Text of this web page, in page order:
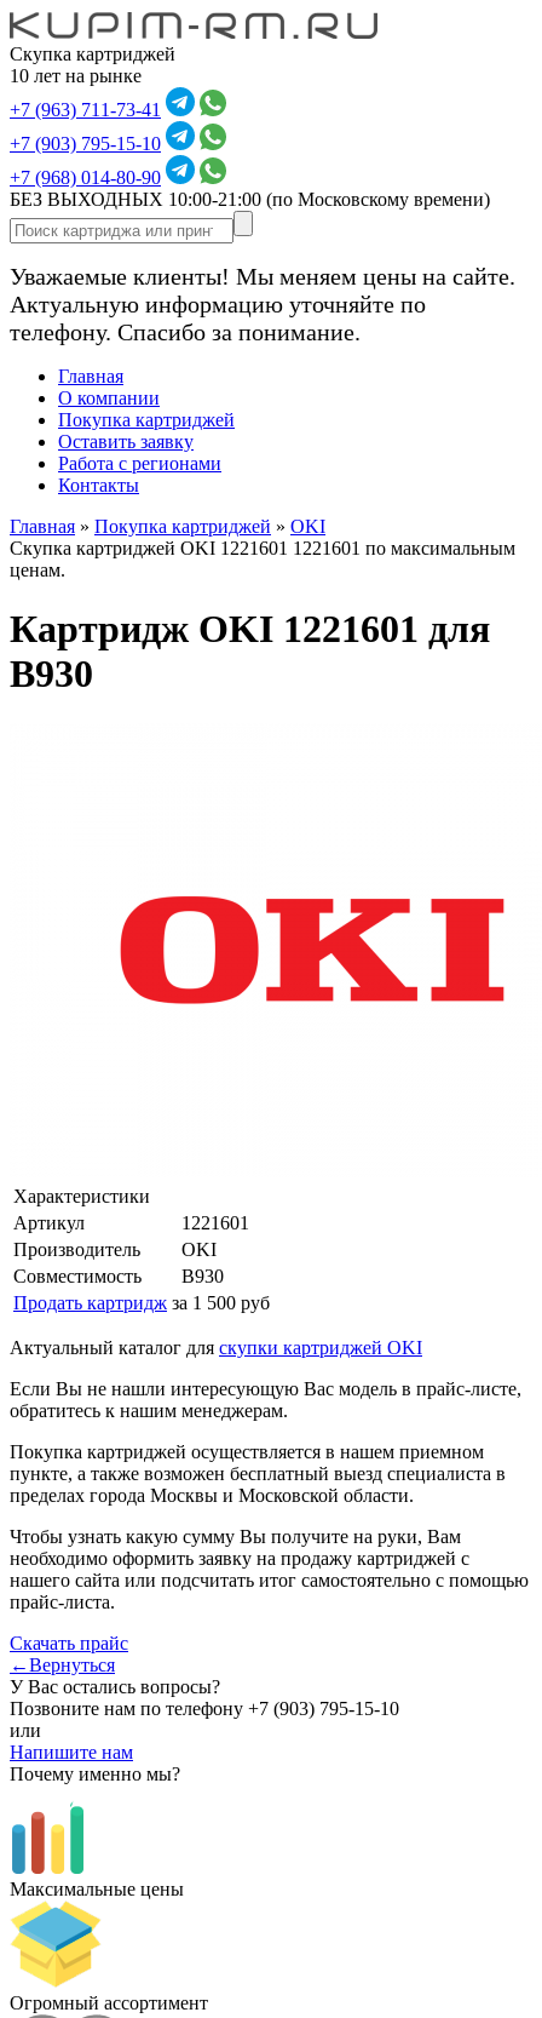
Скупка картриджей
10 лет на рынке
+7 (963) 711-73-41
+7 (903) 795-15-10
+7 (968) 014-80-90
БЕЗ ВЫХОДНЫХ 10:00-21:00 (по Московскому времени)
Уважаемые клиенты! Мы меняем цены на сайте.
Актуальную информацию уточняйте по
телефону. Спасибо за понимание.
Главная
О компании
Покупка картриджей
Оставить заявку
Работа с регионами
Контакты
Главная » Покупка картриджей » OKI
Скупка картриджей OKI 1221601 1221601 по максимальным
ценам.
Картридж OKI 1221601 для
B930
Характеристики
Артикул
1221601
Производитель
OKI
Совместимость
B930
Продать картридж за 1 500 руб
Актуальный каталог для скупки картриджей OKI
Если Вы не нашли интересующую Вас модель в прайс-листе,
обратитесь к нашим менеджерам.
Покупка картриджей осуществляется в нашем приемном
пункте, а также возможен бесплатный выезд специалиста в
пределах города Москвы и Московской области.
Чтобы узнать какую сумму Вы получите на руки, Вам
необходимо оформить заявку на продажу картриджей с
нашего сайта или подсчитать итог самостоятельно с помощью
прайс-листа.
Скачать прайс
←Вернуться
У Вас остались вопросы?
Позвоните нам по телефону +7 (903) 795-15-10
или
Напишите нам
Почему именно мы?
Максимальные цены
Огромный ассортимент